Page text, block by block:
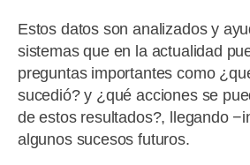
Estos datos son analizados y
sistemas que en la actualidad
preguntas importantes como
sucedió? y ¿qué acciones se
de estos resultados?, llegando
algunos sucesos futuros.